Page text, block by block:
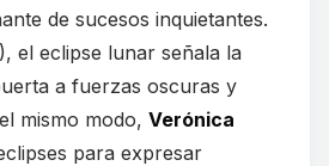
de sucesos inquietantes.
el eclipse lunar señala la
a fuerzas oscuras y
mismo modo, Verónica
para expresar